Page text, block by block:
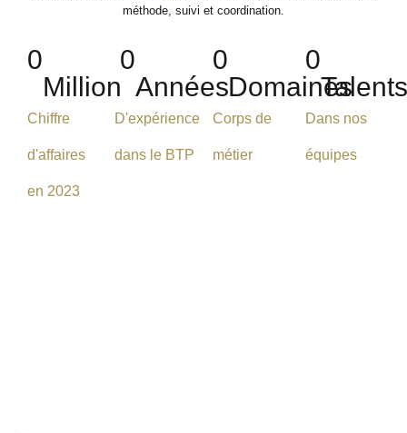
méthode, suivi et coordination.
Chiffre
d'affaires
en 2023
0
Million
D'expérience
dans le BTP
0
Années
Corps de
métier
0
Domaines
Dans nos
équipes
0
Talents